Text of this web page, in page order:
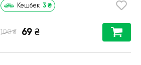
Кешбек 3 ₴
100 ₴ 69 ₴